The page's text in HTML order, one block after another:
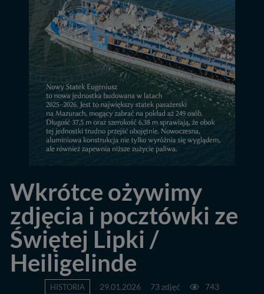
Wkrótce ożywimy
zdjęcia i pocztówki ze
Świętej Lipki /
Heiligelinde
HISTORIA 29.01.2026 73 zdjęć 743